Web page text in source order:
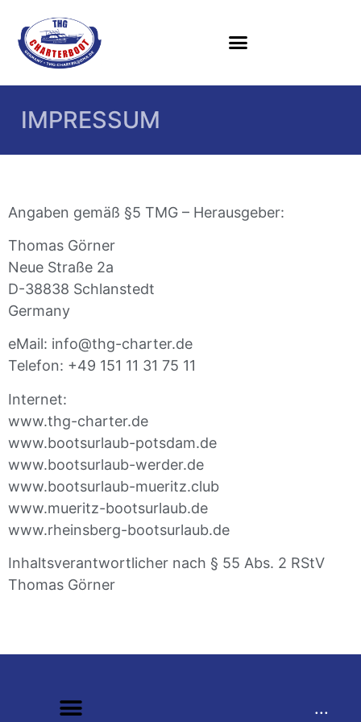
IMPRESSUM
Angaben gemäß §5 TMG – Herausgeber:
Thomas Görner
Neue Straße 2a
D-38838 Schlanstedt
Germany
eMail: info@thg-charter.de
Telefon: +49 151 11 31 75 11
Internet:
www.thg-charter.de
www.bootsurlaub-potsdam.de
www.bootsurlaub-werder.de
www.bootsurlaub-mueritz.club
www.mueritz-bootsurlaub.de
www.rheinsberg-bootsurlaub.de
Inhaltsverantwortlicher nach § 55 Abs. 2 RStV
Thomas Görner
...